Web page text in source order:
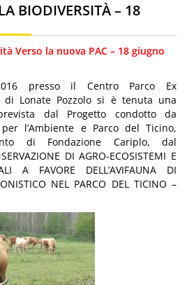
BIODIVERSITÀ – 18
Verso la nuova PAC – 18 giugno
presso il Centro Parco Ex
di Lonate Pozzolo si è tenuta una
dal Progetto condotto da
l’Ambiente e Parco del Ticino,
di Fondazione Cariplo, dal
DI AGRO-ECOSISTEMI E
A FAVORE DELL’AVIFAUNA DI
NEL PARCO DEL TICINO –